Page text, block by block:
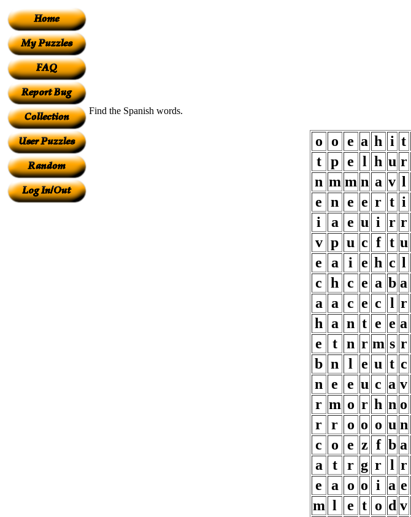
Find the Spanish words.
o o e a h i t
t p e l h u r
n m m n a v l
e n e e r t i
i
a e u i r r
v p u c f t u
e
a i e h c l
c h c e a b a
a a c e c l r
h a n t e e a
e
t n r m s r
b n l e u t c
n e e u c a v
r m o r h n o
r r o o o u n
c
o e z f b a
a
t r g r l r
e
a o o i a e
m l e t o d v